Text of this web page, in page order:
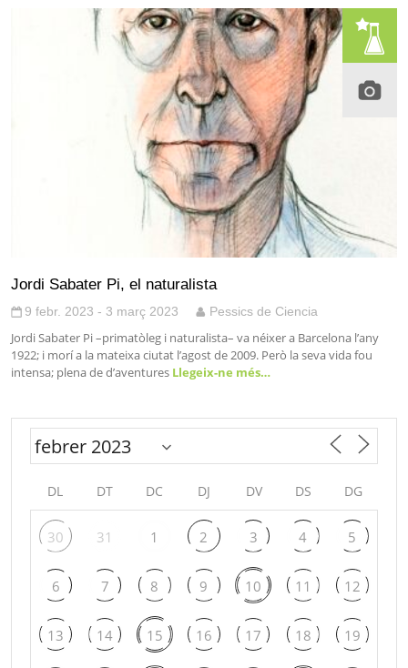
Jordi Sabater Pi, el naturalista
9 febr. 2023 - 3 març 2023 Pessics de Ciencia
Jordi Sabater Pi –primatòleg i naturalista– va néixer a Barcelona l’any
1922; i morí a la mateixa ciutat l’agost de 2009. Però la seva vida fou
intensa; plena de d’aventures Llegeix-ne més…
DL DT DC DJ DV DS DG
30 31 1 2 3 4 5
6 7 8 9 10 11 12
13 14 15 16 17 18 19